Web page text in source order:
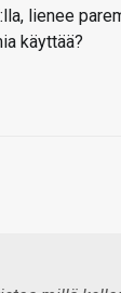
lienee
käyttää?